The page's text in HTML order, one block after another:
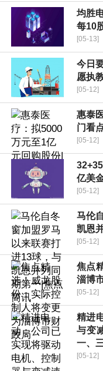
均胜
每10
[05-13]
今日
愿执
[05-12]
惠泰
门看
[05-12]
亿美
[05-12]
马伦
凯恩
[05-12]
焦点
淄博
[05-12]
精进
与变
一、
[05-12]